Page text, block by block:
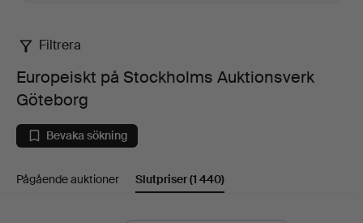
Europeiskt
på
Stockholms
Auktionsverk
Filtrera
Europeiskt på Stockholms Auktionsverk
Göteborg
Bevaka sökning
Pågående auktioner Slutpriser(1 440)